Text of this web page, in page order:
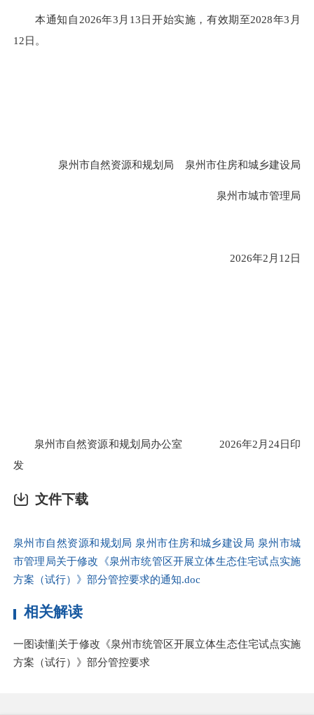
本通知自2026年3月13日开始实施，有效期至2028年3月
12日。
泉州市自然资源和规划局 泉州市住房和城乡建设局
泉州市城市管理局
2026年2月12日
泉州市自然资源和规划局办公室 2026年2月24日印
发
文件下载
泉州市自然资源和规划局 泉州市住房和城乡建设局 泉州市城
市管理局关于修改《泉州市统管区开展立体生态住宅试点实施
方案（试行）》部分管控要求的通知.doc
相关解读
一图读懂|关于修改《泉州市统管区开展立体生态住宅试点实施
方案（试行）》部分管控要求